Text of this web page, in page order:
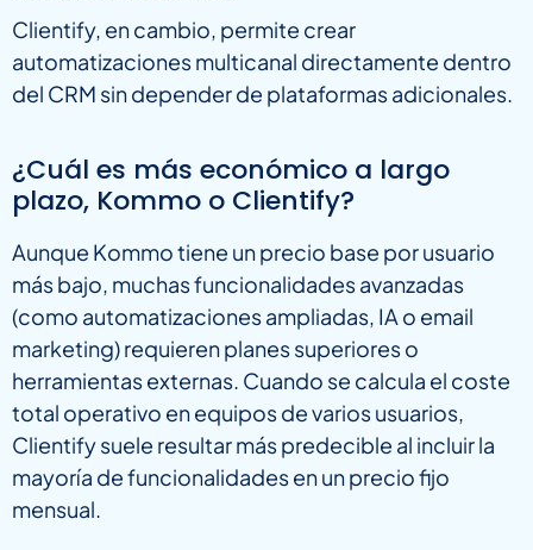
Clientify, en cambio, permite crear
automatizaciones multicanal directamente dentro
del CRM sin depender de plataformas adicionales.
¿Cuál es más económico a largo
plazo, Kommo o Clientify?
Aunque Kommo tiene un precio base por usuario
más bajo, muchas funcionalidades avanzadas
(como automatizaciones ampliadas, IA o email
marketing) requieren planes superiores o
herramientas externas. Cuando se calcula el coste
total operativo en equipos de varios usuarios,
Clientify suele resultar más predecible al incluir la
mayoría de funcionalidades en un precio fijo
mensual.